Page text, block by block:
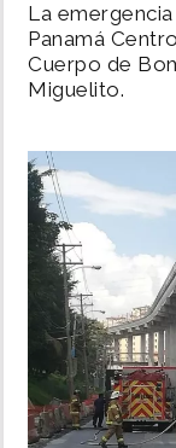
POLÍTICA
DEPORTES
MUNDO
INSÓLITAS
MULTIMEDIA
La
Panamá
Cuerpo de
Miguelito.